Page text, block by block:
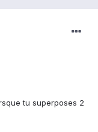
tu superposes 2